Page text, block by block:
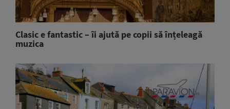
Clasic e fantastic – îi ajută pe copii să înțeleagă
muzica